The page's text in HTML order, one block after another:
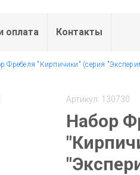
оплата Контакты
Фребеля "Кирпичики" (серия
Артикул: 130730
Набор